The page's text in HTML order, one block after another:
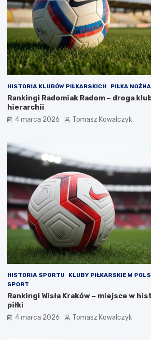
HISTORIA KLUBÓW PIŁKARSKICH PIŁKA NOŻNA
Rankingi Radomiak Radom – droga
hierarchii
4 marca 2026 Tomasz Kowalczyk
HISTORIA SPORTU KLUBY PIŁKARSKIE W
SPORT
Rankingi Wisła Kraków – miejsce w
piłki
4 marca 2026 Tomasz Kowalczyk